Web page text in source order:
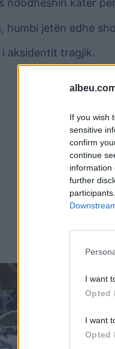
If you wish
sensitive
confirm
continue
information
further
I want
Opted
I want
Opted
ndodheshin katër
humbi jetën edhe
aksidentit tragjik.